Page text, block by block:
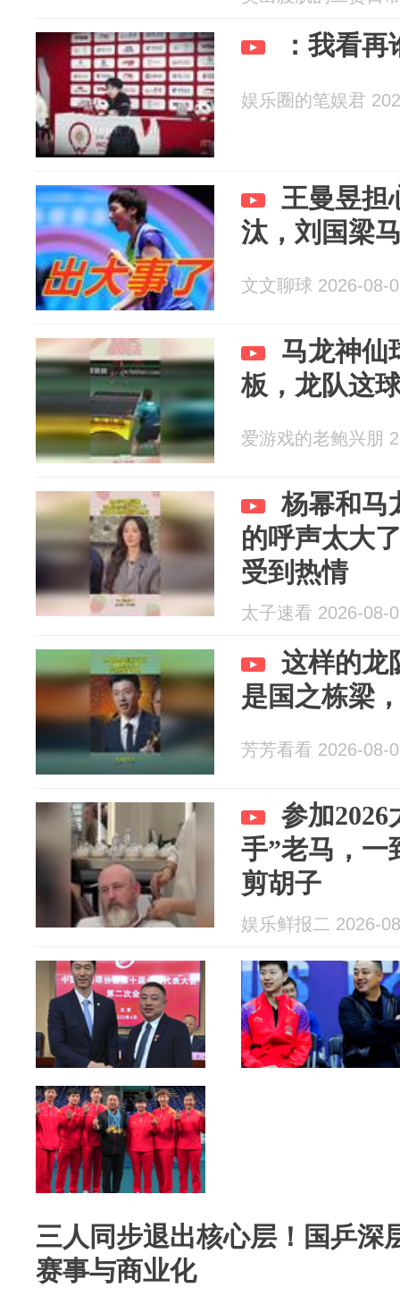
：我看
娱乐圈的笔娱君
王曼昱担
汰，刘国梁
文文聊球 2026-08-
马龙神仙
板，龙队这
爱游戏的老鲍兴朋
杨幂和马
的呼声太大
受到热情
太子速看 2026-08-
这样的龙
是国之栋梁
芳芳看看 2026-08-
参加2026
手”老马，一
剪胡子
娱乐鲜报二 2026-
三人同步退出核心层！国乒深
赛事与商业化